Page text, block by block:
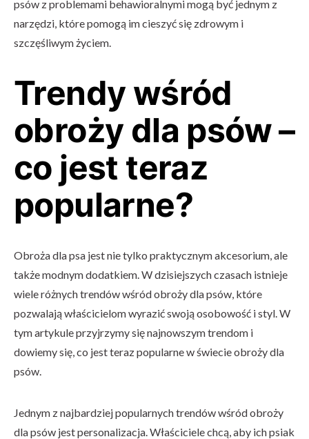
psów z problemami behawioralnymi mogą być jednym z
narzędzi, które pomogą im cieszyć się zdrowym i
szczęśliwym życiem.
Trendy wśród
obroży dla psów –
co jest teraz
popularne?
Obroża dla psa jest nie tylko praktycznym akcesorium, ale
także modnym dodatkiem. W dzisiejszych czasach istnieje
wiele różnych trendów wśród obroży dla psów, które
pozwalają właścicielom wyrazić swoją osobowość i styl. W
tym artykule przyjrzymy się najnowszym trendom i
dowiemy się, co jest teraz popularne w świecie obroży dla
psów.
Jednym z najbardziej popularnych trendów wśród obroży
dla psów jest personalizacja. Właściciele chcą, aby ich psiak